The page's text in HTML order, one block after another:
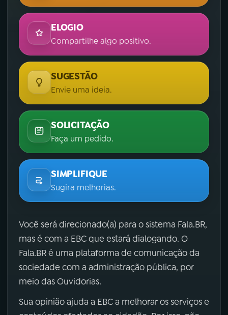
ELOGIO
Compartilhe algo positivo.
SUGESTÃO
Envie uma ideia.
SOLICITAÇÃO
Faça um pedido.
SIMPLIFIQUE
Sugira melhorias.
Você será direcionado(a) para o sistema Fala.BR,
mas é com a EBC que estará dialogando. O
Fala.BR é uma plataforma de comunicação da
sociedade com a administração pública, por
meio das Ouvidorias.
Sua opinião ajuda a EBC a melhorar os serviços e